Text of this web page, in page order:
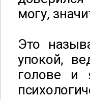
могу,
Это
упокой,
голове и